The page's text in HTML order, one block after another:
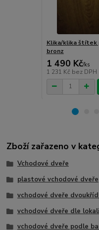
Klika/klika štítek
bronz
1 490 Kč/ks
1 231 Kč bez DPH
Zboží zařazeno v
Vchodové dveře
plastové vchodové dveře
vchodové dveře
vchodové dveře dle
vchodové dveře podle